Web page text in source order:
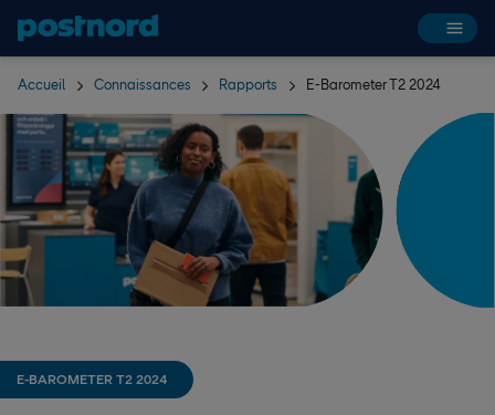
Hoppa över navigering och sök
Accueil Connaissances Rapports E-Barometer T2 2024
E-BAROMETER T2 2024